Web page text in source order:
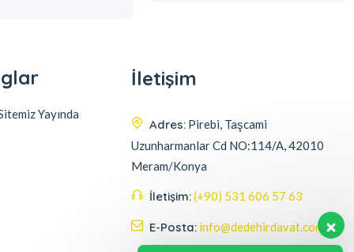
Yayında
İletişim
Adres: Pirebi, Taşcami
Uzunharmanlar Cd NO:114/A, 42010
Meram/Konya
İletişim:(+90) 531 606 57 63
E-Posta: info@dedehirdavat.com